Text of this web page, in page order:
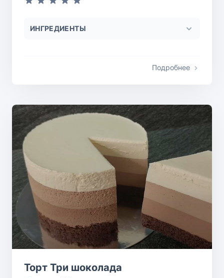
ИНГРЕДИЕНТЫ
Подробнее
Торт Три шоколада